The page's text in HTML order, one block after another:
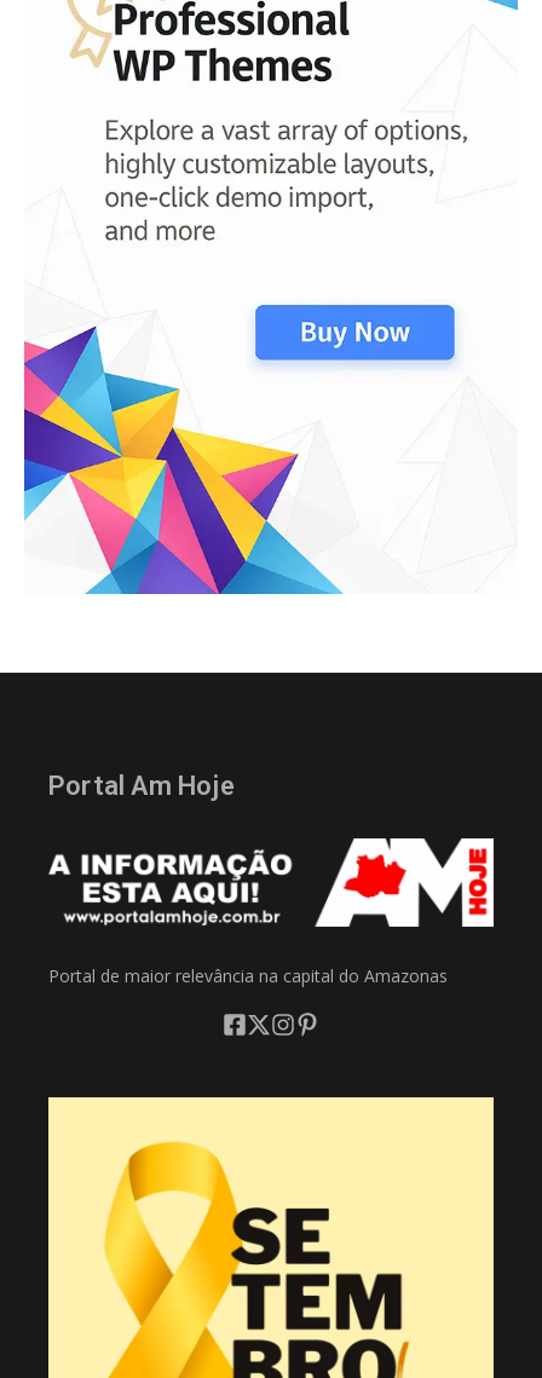
Portal Am Hoje
Portal de maior relevância na capital do Amazonas